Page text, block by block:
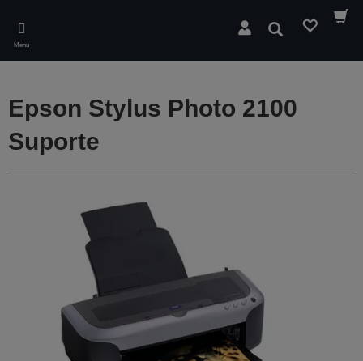
main
content
Menu
Pesquisar
Epson Stylus Photo 2100
Suporte